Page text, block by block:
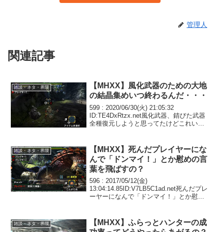
管理人
関連記事
雑談・ネタ・界隈
【MHXX】風化武器のための大地
の結晶集めいつ終わるんだ・・・
599 : 2020/06/30(火) 21:05:32
ID:TE4DxRtzx.net風化武器、錆びた武器
全種復元しようと思ってたけどこれいつ
雑談・ネタ・界隈
【MHXX】死んだプレイヤーにな
んで「ドンマイ！」とか慰めの言
葉を飛ばすの？
596 : 2017/05/12(金)
13:04:14.85ID:V7LB5C1ad.net死んだプレ
ーヤーになんで「ドンマイ！」とか慰め
2017/05/12(金) 13...
雑談・ネタ・界隈
【MHXX】ふらっとハンターの成